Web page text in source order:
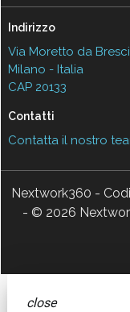
Indirizzo
Via Moretto da
Milano - Italia
CAP 20133
Contatti
Contatta il nostro
Nextwork360 -
- © 2026
close